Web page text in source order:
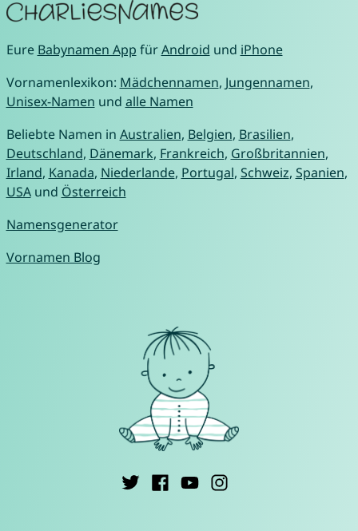
Eure Babynamen App fürAndroid und iPhone
Vornamenlexikon: Mädchennamen, Jungennamen,
Unisex-Namen und alle Namen
Beliebte Namen in Australien, Belgien, Brasilien,
Deutschland, Dänemark, Frankreich, Großbritannien,
Irland, Kanada, Niederlande, Portugal, Schweiz, Spanien,
USAund Österreich
Namensgenerator
Vornamen Blog